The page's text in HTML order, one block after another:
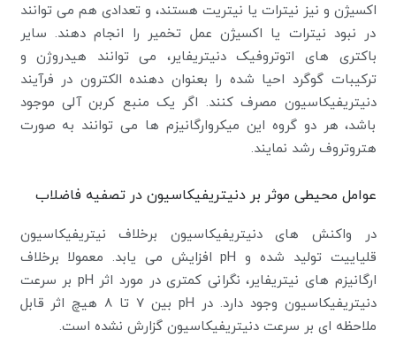
اکسیژن و نیز نیترات یا نیتریت هستند، و تعدادی هم می توانند
در نبود نیترات یا اکسیژن عمل تخمیر را انجام دهند. سایر
باکتری های اتوتروفیک دنیتریفایر، می توانند هیدروژن و
ترکیبات گوگرد احیا شده را بعنوان دهنده الکترون در فرآیند
دنیتریفیکاسیون مصرف کنند. اگر یک منبع کربن آلی موجود
باشد، هر دو گروه این میکروارگانیزم ها می توانند به صورت
هتروتروف رشد نمایند.
عوامل محیطی موثر بر دنیتریفیکاسیون در تصفیه فاضلاب
در واکنش های دنیتریفیکاسیون برخلاف نیتریفیکاسیون
قلیاییت تولید شده و pH افزایش می یابد. معمولا برخلاف
ارگانیزم های نیتریفایر، نگرانی کمتری در مورد اثر pH بر سرعت
دنیتریفیکاسیون وجود دارد. در pH بین 7 تا 8 هیچ اثر قابل
ملاحظه ای بر سرعت دنیتریفیکاسیون گزارش نشده است.